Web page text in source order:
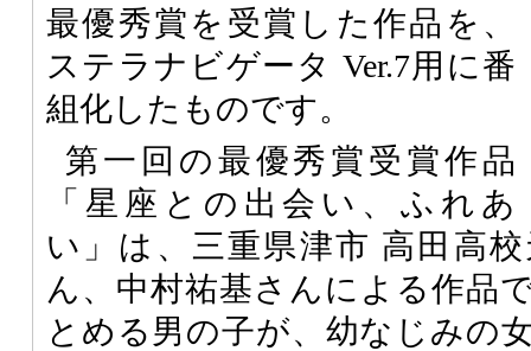
最優秀賞を受賞した作品を、
ステラナビゲータ Ver.7用に番
組化したものです。
第一回の最優秀賞受賞作品
「星座との出会い、ふれあ
い」は、三重県津市 高田高
ん、中村祐基さんによる作品
とめる男の子が、幼なじみの